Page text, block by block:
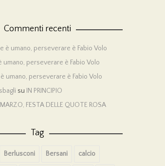
Commenti recenti
è umano, perseverare è Fabio Volo
umano, perseverare è Fabio Volo
umano, perseverare è Fabio Volo
su IN PRINCIPIO
FESTA DELLE QUOTE ROSA
Tag
Berlusconi Bersani calcio